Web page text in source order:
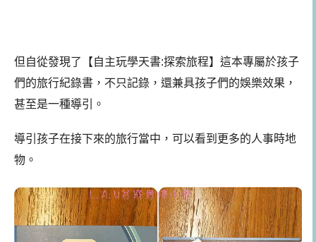
但自從發現了【自主玩學天書:探索旅程】這本專屬於孩子
們的旅行紀錄書，不只記錄，還兼具孩子們的娛樂效果，
甚至是一種導引。
導引孩子在接下來的旅行當中，可以看到更多的人事時地
物。